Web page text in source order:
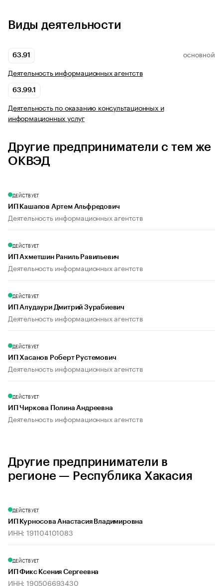
Виды деятельности
63.91 ОСНОВНОЙ
Деятельность информационных агентств
63.99.1
Деятельность по оказанию консультационных и
информационных услуг
Другие предприниматели с тем же
ОКВЭД
ДЕЙСТВУЕТ
ИП Кашапов Артем Альфредович
Деятельность информационных агентств
ДЕЙСТВУЕТ
ИП Ахметшин Раниль Равильевич
Деятельность информационных агентств
ДЕЙСТВУЕТ
ИП Алудаури Дмитрий Зурабиевич
Деятельность информационных агентств
ДЕЙСТВУЕТ
ИП Хасанов Роберт Рустемович
Деятельность информационных агентств
ДЕЙСТВУЕТ
ИП Чиркова Полина Андреевна
Деятельность информационных агентств
Другие предприниматели в
регионе — Республика Хакасия
ДЕЙСТВУЕТ
ИП Курносова Анастасия Владимировна
ИНН: 191104101083
ДЕЙСТВУЕТ
ИП Фикс Ксения Сергеевна
ИНН: 190506693430